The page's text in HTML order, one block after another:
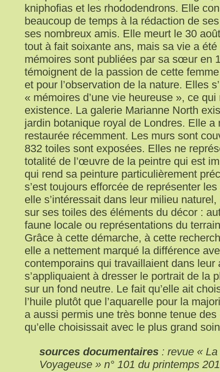
kniphofias et les rhododendrons. Elle
beaucoup de temps à la rédaction de
ses nombreux amis. Elle meurt le 30
tout à fait soixante ans, mais sa vie a
mémoires sont publiées par sa sœur en
témoignent de la passion de cette
et pour l’observation de la nature. Elles
« mémoires d’une vie heureuse », ce
existence. La galerie Marianne North
jardin botanique royal de Londres. Elle a
restaurée récemment. Les murs sont
832 toiles sont exposées. Elles ne
totalité de l’œuvre de la peintre qui est
qui rend sa peinture particulièrement
s’est toujours efforcée de représenter
elle s’intéressait dans leur milieu
sur ses toiles des éléments du décor :
faune locale ou représentations du
Grâce à cette démarche, à cette
elle a nettement marqué la différence
contemporains qui travaillaient dans leur
s’appliquaient à dresser le portrait de la
sur un fond neutre. Le fait qu’elle ait
l’huile plutôt que l’aquarelle pour la
a aussi permis une très bonne tenue
qu’elle choisissait avec le plus grand
sources documentaires : revue «
Voyageuse » n° 101 du printemps